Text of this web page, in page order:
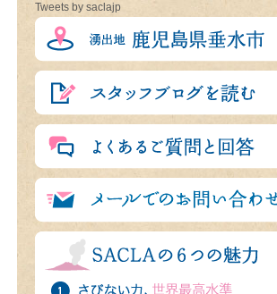
Tweets by saclajp